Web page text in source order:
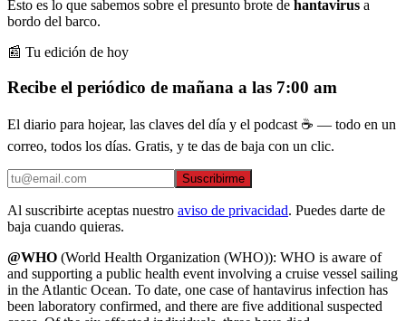
Esto es lo que sabemos sobre el presunto brote de hantavirus a
bordo del barco.
📰 Tu edición de hoy
Recibe el periódico de mañana a las 7:00 am
El diario para hojear, las claves del día y el podcast ☕ — todo en un
correo, todos los días. Gratis, y te das de baja con un clic.
Suscribirme
Al suscribirte aceptas nuestro aviso de privacidad. Puedes darte de
baja cuando quieras.
@WHO (World Health Organization (WHO)): WHO is aware of
and supporting a public health event involving a cruise vessel sailing
in the Atlantic Ocean. To date, one case of hantavirus infection has
been laboratory confirmed, and there are five additional suspected